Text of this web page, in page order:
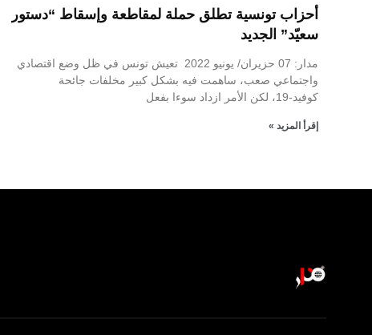
أحزاب تونسية تطلق حملة لمقاطعة وإسقاط “دستور
سعيّد” الجديد
مدار: 07 حزيران/ يونيو 2022 تعيش تونس في ظل وضع اقتصادي
واجتماعي صعب، ساهمت فيه بشكل كبير مخلفات جائحة
كوفيد-19، لكن الأمر ازداد سوءا بفعل
إقرأ المزيد »